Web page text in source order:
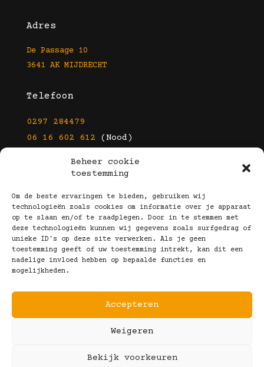
Beheer cookie
toestemming
Om de beste ervaringen te bieden, gebruiken wij
technologieën zoals cookies om informatie over je apparaat
op te slaan en/of te raadplegen. Door in te stemmen met
deze technologieën kunnen wij gegevens zoals surfgedrag of
unieke ID's op deze site verwerken. Als je geen
toestemming geeft of uw toestemming intrekt, kan dit een
nadelige invloed hebben op bepaalde functies en
mogelijkheden.
Accepteren
Weigeren
Bekijk voorkeuren
Adres
De Passage 10
3641 AK MIJDRECHT
Telefoon
0297 284479
06 16 602 612 (Nood)
info@kootbrillen.nl
Volg Ons!
Copyright © 2025 Koot Brillen
Algemene Voorwaarden